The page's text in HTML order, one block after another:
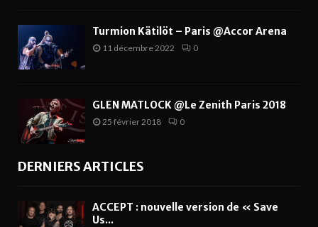
Turmion Kätilöt – Paris @Accor Arena
11 décembre 2022 0
GLEN MATLOCK @Le Zenith Paris 2018
25 février 2018 0
DERNIERS ARTICLES
ACCEPT : nouvelle version de « Save
Us...